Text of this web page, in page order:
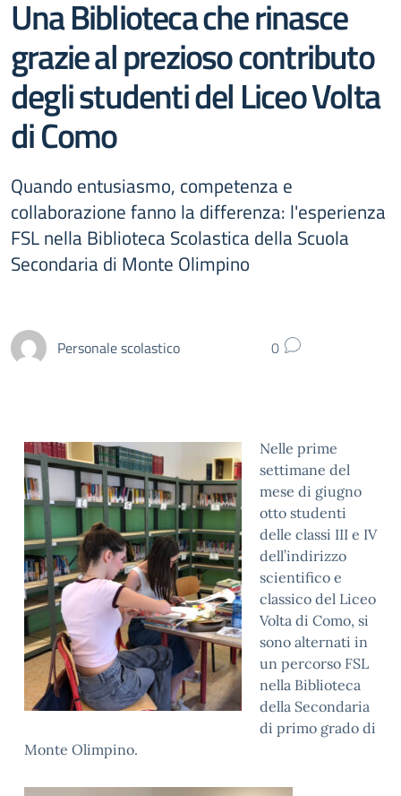
Una Biblioteca che rinasce
grazie al prezioso contributo
degli studenti del Liceo Volta
di Como
Quando entusiasmo, competenza e
collaborazione fanno la differenza: l'esperienza
FSL nella Biblioteca Scolastica della Scuola
Secondaria di Monte Olimpino
Personale scolastico 0
Nelle prime
settimane del
mese di giugno
otto studenti
delle classi III e IV
dell’indirizzo
scientifico e
classico del Liceo
Volta di Como, si
sono alternati in
un percorso FSL
nella Biblioteca
della Secondaria
di primo grado di
Monte Olimpino.